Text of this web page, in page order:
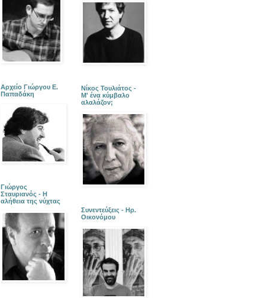
Αρχείο Γιώργου Ε.
Παπαδάκη
Γιώργος
Σταυριανός - Η
αλήθεια της νύχτας
Νίκος Τουλιάτος -
Μ' ένα κύμβαλο
αλαλάζον;
Συνεντεύξεις - Ηρ.
Οικονόμου